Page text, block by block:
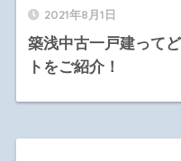
2021年8月1日
築浅中古一戸建って
トをご紹介！